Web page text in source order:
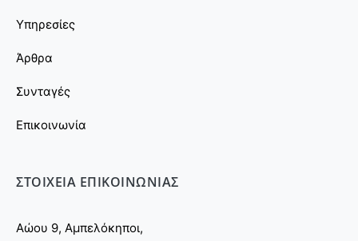
Υπηρεσίες
Άρθρα
Συνταγές
Επικοινωνία
ΣΤΟΙΧΕΙΑ ΕΠΙΚΟΙΝΩΝΙΑΣ
Αώου 9, Αμπελόκηποι,